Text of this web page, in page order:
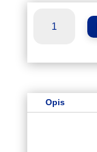
Klimatyzator
5.0kW
Biały
Opis